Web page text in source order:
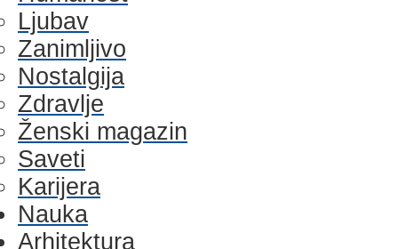
Ljubav
Zanimljivo
Nostalgija
Zdravlje
Ženski magazin
Saveti
Karijera
Nauka
Arhitektura